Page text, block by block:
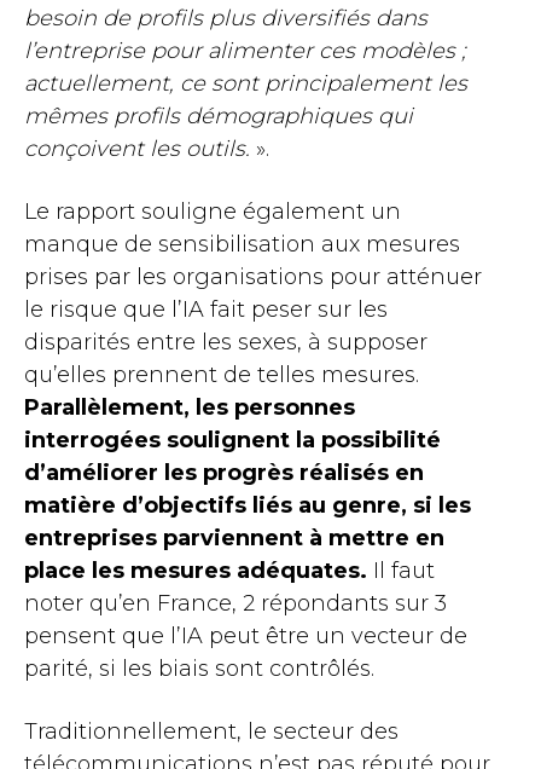
besoin de profils plus diversifiés dans
l’entreprise pour alimenter ces modèles ;
actuellement, ce sont principalement les
mêmes profils démographiques qui
conçoivent les outils. ».
Le rapport souligne également un
manque de sensibilisation aux mesures
prises par les organisations pour atténuer
le risque que l’IA fait peser sur les
disparités entre les sexes, à supposer
qu’elles prennent de telles mesures.
Parallèlement, les personnes
interrogées soulignent la possibilité
d’améliorer les progrès réalisés en
matière d’objectifs liés au genre, si les
entreprises parviennent à mettre en
place les mesures adéquates. Il faut
noter qu’en France, 2 répondants sur 3
pensent que l’IA peut être un vecteur de
parité, si les biais sont contrôlés.
Traditionnellement, le secteur des